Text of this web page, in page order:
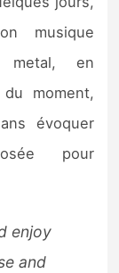
musique
metal, en
moment,
évoquer
pour
enjoy
and